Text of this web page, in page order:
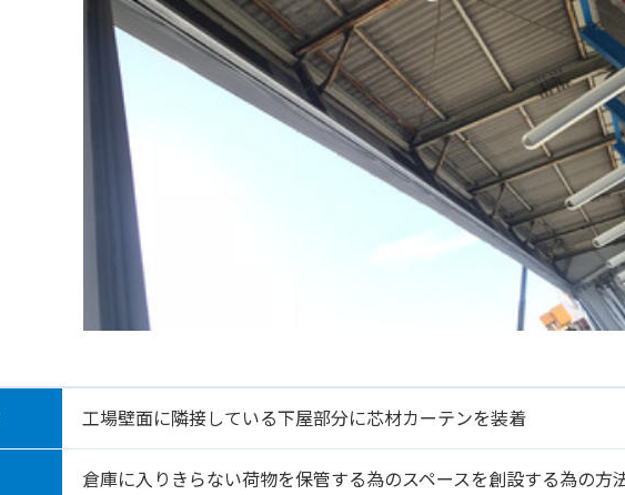
工場壁面に隣接している下屋部分に芯材カーテンを装着
倉庫に入りきらない荷物を保管する為のスペースを創設する為の方